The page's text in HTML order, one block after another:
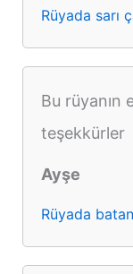
Rüyada sarı
Bu rüyanın
teşekkürler
Ayşe
Rüyada